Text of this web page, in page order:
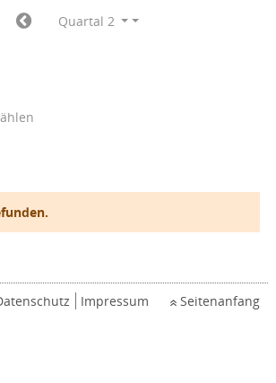
Quartal 2
Impressum Seitenanfang